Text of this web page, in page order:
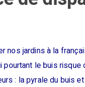
nos jardins à la
pourtant le buis risque
: la pyrale du buis